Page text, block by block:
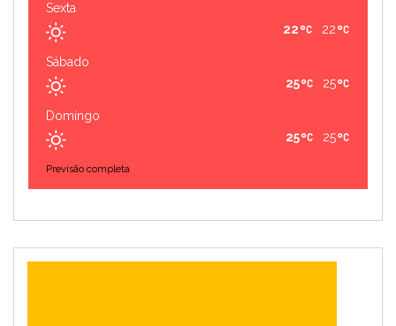
Sexta
22
22
Sábado
25
25
Domingo
25
25
Previsão completa